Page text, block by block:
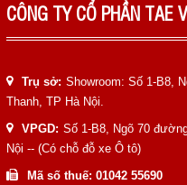
CÔNG TY CỔ PHẦN TAE
Trụ sở: Showroom: Số 1-B8,
Thanh, TP Hà Nội.
VPGD: Số 1-B8, Ngõ 70
Nội -- (Có chỗ đỗ xe Ô tô)
Mã số thuế: 01042 55690